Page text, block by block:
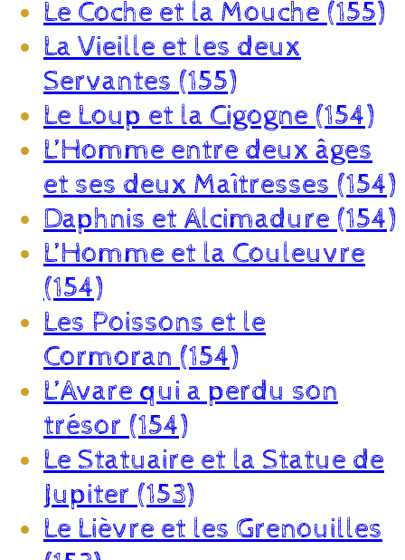
Le Coche et la Mouche (155)
La Vieille et les deux
Servantes (155)
Le Loup et la Cigogne (154)
L’Homme entre deux âges
et ses deux Maîtresses (154)
Daphnis et Alcimadure (154)
L’Homme et la Couleuvre
(154)
Les Poissons et le
Cormoran (154)
L’Avare qui a perdu son
trésor (154)
Le Statuaire et la Statue de
Jupiter (153)
Le Lièvre et les Grenouilles